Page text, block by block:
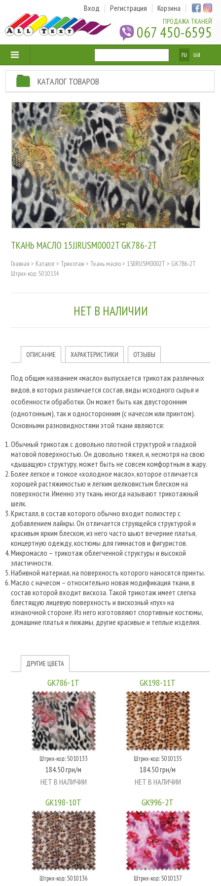
ПРОДАЖА ТКАНЕЙ
067 450-6595
Вход Регистрация Корзина
ru ua
КАТАЛОГ ТОВАРОВ
ТКАНЬ МАСЛО 15JJRUSM0002T GK786-2T
Главная > Каталог> Трикотаж> Ткань масло> 15JJRUSM0002T> GK786-2T
Штрих-код: 5010134
НЕТ В НАЛИЧИИ
ОПИСАНИЕ ХАРАКТЕРИСТИКИ ОТЗЫВЫ
Под общим названием «масло» выпускается трикотаж различных
видов, в которых различается состав, виды исходного сырья и
особенности обработки. Он может быть как двусторонним
(однотонным), так и односторонним (с начесом или принтом).
Основными разновидностями этой ткани являются:
Обычный трикотаж с довольно плотной структурой и гладкой
матовой поверхностью. Он довольно тяжел, и, несмотря на свою
«дышащую» структуру, может быть не совсем комфортным в жару.
Более легкое и тонкое «холодное масло», которое отличается
хорошей растяжимостью и легким шелковистым блеском на
поверхности. Именно эту ткань иногда называют трикотажный
шелк.
Кристалл, в состав которого обычно входит полиэстер с
добавлением лайкры. Он отличается струящейся структурой и
красивым ярким блеском, из него часто шьют вечерние платья,
концертную одежду, костюмы для гимнастов и фигуристов.
Микромасло – трикотаж облегченной структуры и высокой
эластичности.
Набивной материал, на поверхность которого наносятся принты.
Масло с начесом – относительно новая модификация ткани, в
состав которой входит вискоза. Такой трикотаж имеет слегка
блестящую лицевую поверхность и вискозный «пух» на
изнаночной стороне. Из него изготовляют спортивные костюмы,
домашние платья и пижамы, другие красивые и теплые изделия.
ДРУГИЕ ЦВЕТА
GK786-1T
Штрих-код: 5010133
184.50 грн/м
НЕТ В НАЛИЧИИ
GK198-11T
Штрих-код: 5010135
184.50 грн/м
НЕТ В НАЛИЧИИ
GK198-10T
Штрих-код: 5010136
GK996-2T
Штрих-код: 5010137